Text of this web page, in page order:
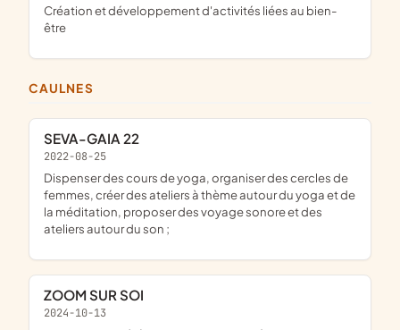
création et développement d'activités liées au bien-
être
CAULNES
SEVA-GAIA 22
2022-08-25
dispenser des cours de yoga, organiser des cercles de
femmes, créer des ateliers à thème autour du yoga et de
la méditation, proposer des voyage sonore et des
ateliers autour du son ;
ZOOM SUR SOI
2024-10-13